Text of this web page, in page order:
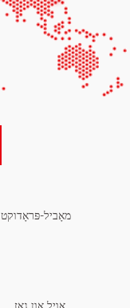
מאָביל-פּראָדוקט